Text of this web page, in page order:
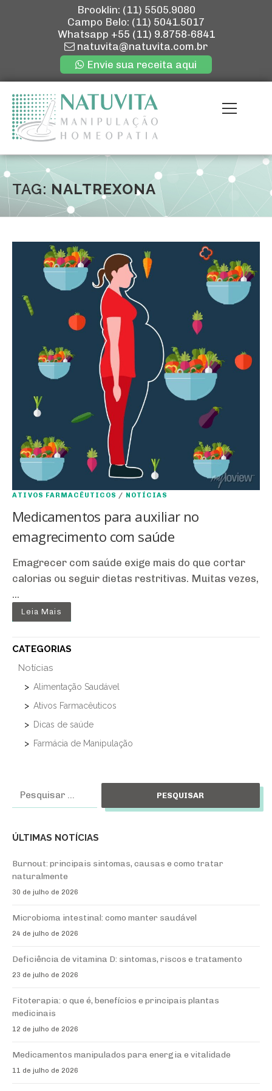
Brooklin: (11) 5505.9080
Campo Belo: (11) 5041.5017
Whatsapp +55 (11) 9.8758-6841
natuvita@natuvita.com.br
Envie sua receita aqui
para
conteúdo
Menu
QUEM SOMOS
TAG: NALTREXONA
ATIVOS FARMACÊUTICOS / NOTÍCIAS
Medicamentos para auxiliar no
emagrecimento com saúde
Emagrecer com saúde exige mais do que cortar
calorias ou seguir dietas restritivas. Muitas vezes,
...
Leia Mais
CATEGORIAS
Notícias
Alimentação Saudável
Ativos Farmacêuticos
Dicas de saúde
Farmácia de Manipulação
Pesquisar
por:
ÚLTIMAS NOTÍCIAS
Burnout: principais sintomas, causas e como tratar
naturalmente
30 de julho de 2026
Microbioma intestinal: como manter saudável
24 de julho de 2026
Deficiência de vitamina D: sintomas, riscos e tratamento
23 de julho de 2026
Fitoterapia: o que é, benefícios e principais plantas
medicinais
12 de julho de 2026
Medicamentos manipulados para energia e vitalidade
11 de julho de 2026